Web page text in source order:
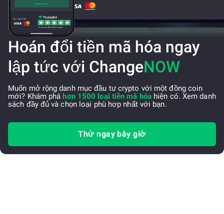
Hoán đổi tiền mã hóa ngay
lập tức với ChangeNOW
Muốn mở rộng danh mục đầu tư crypto với một đồng coin
mới? Khám pháhơn 1500 loại tiền mã hóahiện có. Xem danh
sách đầy đủ và chọn loại phù hợp nhất với bạn.
Thử ngay bây giờ